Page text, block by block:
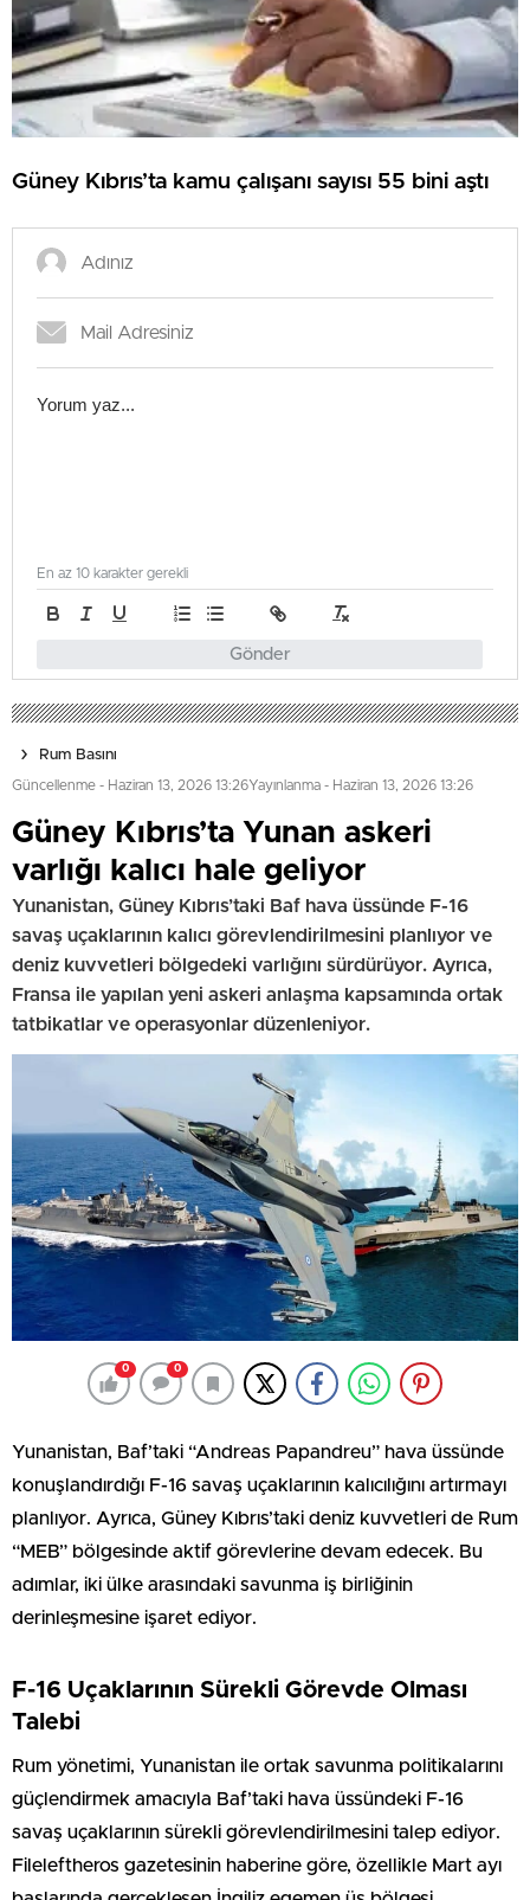
Güney Kıbrıs’ta kamu çalışanı sayısı 55 bini aştı
Gönder
En az 10 karakter gerekli
Rum Basını
Güncellenme - Haziran 13, 2026 13:26Yayınlanma - Haziran 13, 2026 13:26
Güney Kıbrıs’ta Yunan askeri
varlığı kalıcı hale geliyor
Yunanistan, Güney Kıbrıs’taki Baf hava üssünde F-16
savaş uçaklarının kalıcı görevlendirilmesini planlıyor ve
deniz kuvvetleri bölgedeki varlığını sürdürüyor. Ayrıca,
Fransa ile yapılan yeni askeri anlaşma kapsamında ortak
tatbikatlar ve operasyonlar düzenleniyor.
0 0
Yunanistan, Baf’taki “Andreas Papandreu” hava üssünde
konuşlandırdığı F-16 savaş uçaklarının kalıcılığını artırmayı
planlıyor. Ayrıca, Güney Kıbrıs’taki deniz kuvvetleri de Rum
“MEB” bölgesinde aktif görevlerine devam edecek. Bu
adımlar, iki ülke arasındaki savunma iş birliğinin
derinleşmesine işaret ediyor.
F-16 Uçaklarının Sürekli Görevde Olması
Talebi
Rum yönetimi, Yunanistan ile ortak savunma politikalarını
güçlendirmek amacıyla Baf’taki hava üssündeki F-16
savaş uçaklarının sürekli görevlendirilmesini talep ediyor.
Fileleftheros gazetesinin haberine göre, özellikle Mart ayı